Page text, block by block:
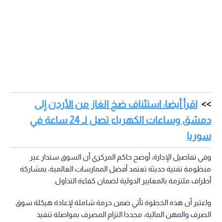
اقرأ أيضا: استئناف ضخ الغاز من الأردن إلى
دمشق وساعات الكهرباء تصل لـ 24 ساعة في
سوريا
وفي تفاصيل الإدارة، أوضح حاكم المركزي أن السوق ستدار عبر
منظومة تقنية حديثة تعتمد أفضل الممارسات العالمية، بمشاركة
أطراف ملتزمة بالمعايير الدولية لضمان كفاءة التداول.
واعتبر أن هذه الخطوة تأتي ضمن حزمة شاملة لإعادة هيكلة سوق
الصرف والمهن المالية، مجددا التزام المصرف بمواصلة تنفيذ